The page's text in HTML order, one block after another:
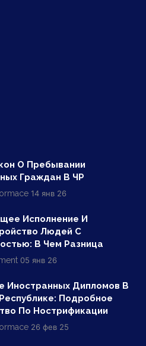
О Пребывании
Граждан В ЧР
14 янв 26
Исполнение И
Людей С
В Чем Разница
05 янв 26
Иностранных Дипломов В
Подробное
По Нострификации
26 фев 25